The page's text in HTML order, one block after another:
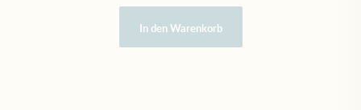
In den Warenkorb